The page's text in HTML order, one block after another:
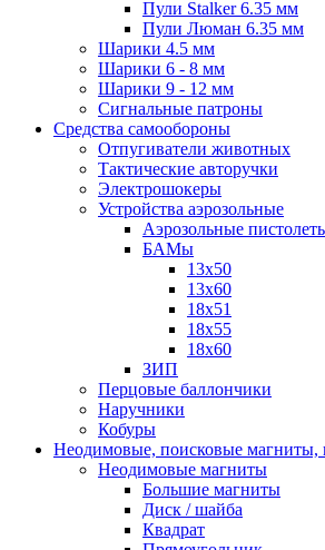
Пули Stalker 6.35 мм
Пули Люман 6.35 мм
Шарики 4.5 мм
Шарики 6 - 8 мм
Шарики 9 - 12 мм
Сигнальные патроны
Средства самообороны
Отпугиватели животных
Тактические авторучки
Электрошокеры
Устройства аэрозольные
Аэрозольные
БАМы
13х50
13х60
18х51
18х55
18х60
ЗИП
Перцовые баллончики
Наручники
Кобуры
Неодимовые, поисковые
Неодимовые магниты
Большие магниты
Диск / шайба
Квадрат